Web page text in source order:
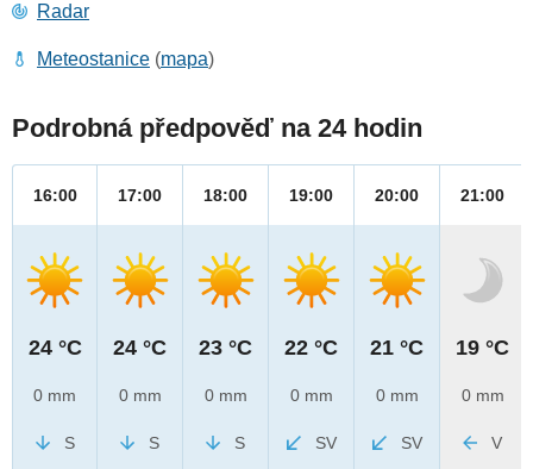
Radar
Meteostanice (mapa)
Podrobná předpověď na 24 hodin
16:00
24 °C
0 mm
S
17:00
24 °C
0 mm
S
18:00
23 °C
0 mm
S
19:00
22 °C
0 mm
SV
20:00
21 °C
0 mm
SV
21:00
19 °C
0 mm
V